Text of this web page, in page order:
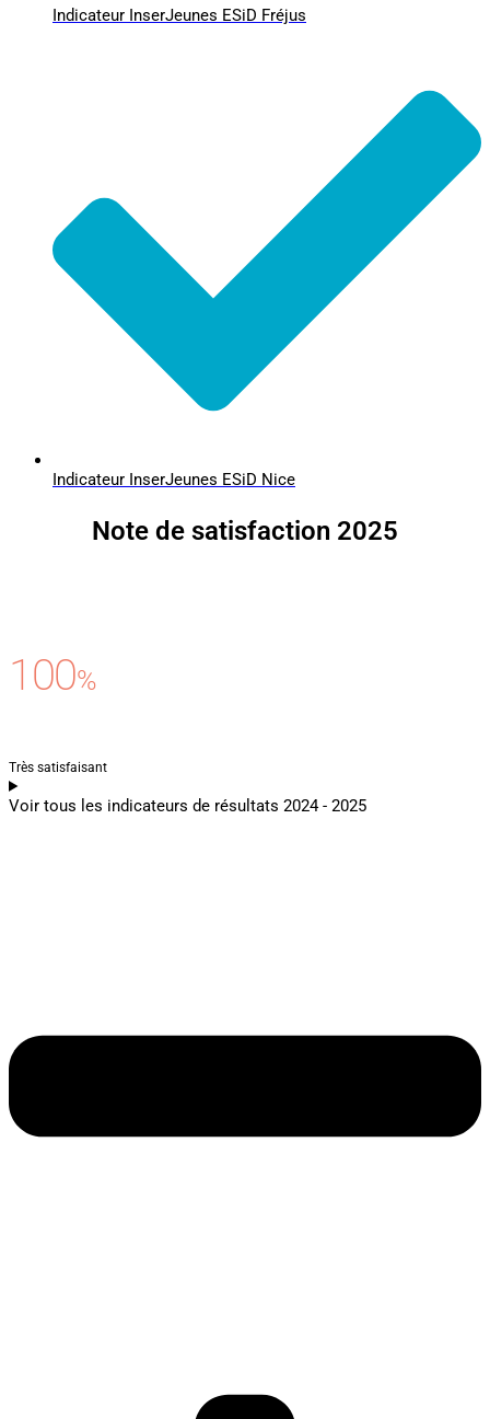
Indicateur InserJeunes ESiD Fréjus
Indicateur InserJeunes ESiD Nice
Note de satisfaction 2025
100%
Très satisfaisant
Voir tous les indicateurs de résultats 2024 - 2025